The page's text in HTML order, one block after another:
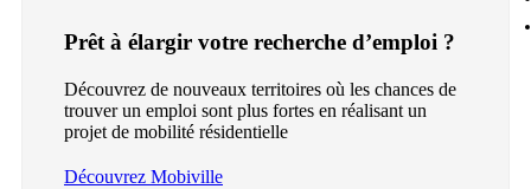
Prêt à élargir votre recherche d’emploi ?
Découvrez de nouveaux territoires où les chances de
trouver un emploi sont plus fortes en réalisant un
projet de mobilité résidentielle
Découvrez Mobiville